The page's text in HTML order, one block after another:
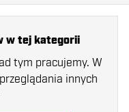
w tej kategorii
tym pracujemy. W
innych